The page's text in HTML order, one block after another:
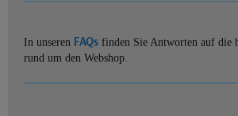
In unseren FAQs finden Sie Antworten auf die
rund um den Webshop.